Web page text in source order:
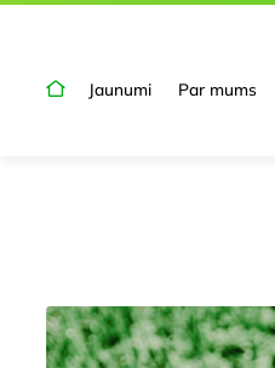
Jaunumi Par mums